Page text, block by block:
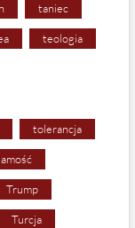
taniec
teologia
tolerancja
Trump
Turcja